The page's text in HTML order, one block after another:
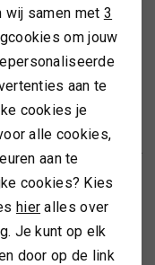
Jeans regular
wij samen met 3
om jouw
aan te
cookies je
alle cookies,
aan te
cookies? Kies
hier alles over
Je kunt op elk
door op de link